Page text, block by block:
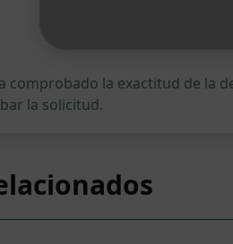
comprobado la exactitud de la
la solicitud.